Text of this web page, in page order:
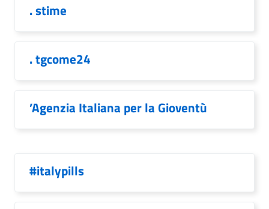
. stime
. tgcome24
’Agenzia Italiana per la Gioventù
#italypills